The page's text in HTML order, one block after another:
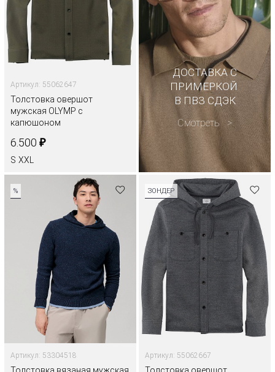
Артикул: 55062647
Толстовка овершот
мужская OLYMP с
капюшоном
6.500 ₽
S XXL
ДОСТАВКА С
ПРИМЕРКОЙ
В ПВЗ СДЭК
Смотреть
%
Артикул: 53304518
ЗОНДЕР
Артикул: 55062667